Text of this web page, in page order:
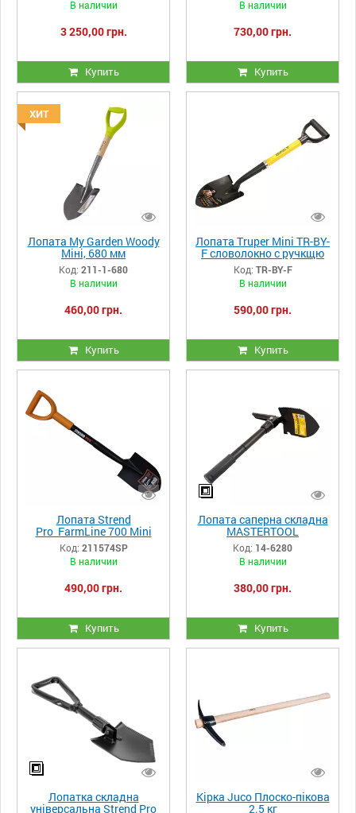
В наличии
3 250,00 грн.
Купить
В наличии
730,00 грн.
Купить
ХИТ
Лопата My Garden Woody
Міні, 680 мм
Код: 211-1-680
В наличии
460,00 грн.
Купить
Лопата Truper Mini TR-BY-
F словолокно с ручкщю
690 мм.
Код: TR-BY-F
В наличии
590,00 грн.
Купить
Лопата Strend
Pro FarmLine 700 Mini
MattPowder
Код: 211574SP
В наличии
490,00 грн.
Купить
Лопата саперна складна
MASTERTOOL
95х125х415 мм
Код: 14-6280
В наличии
380,00 грн.
Купить
Лопатка складна
універсальна Strend Pro
Кірка Juco Плоско-пікова
2.5 кг